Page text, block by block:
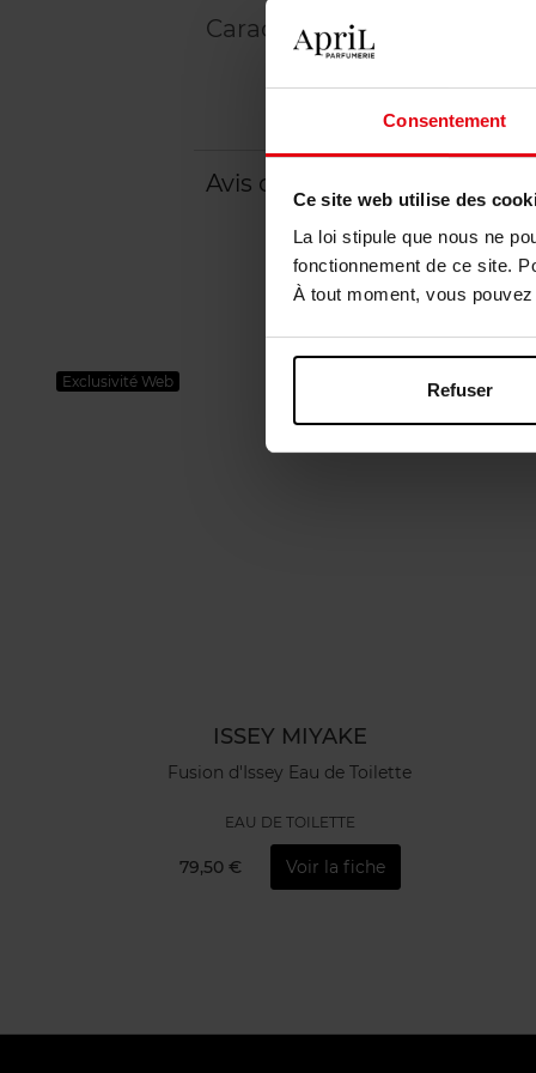
Consentement
Ce site web utilise des
La loi stipule que nous ne
fonctionnement de ce site.
À tout moment, vous
Refuser
Caractéristiques
Avis client
Exclusivité Web
ISSEY MIYAKE
Fusion d'Issey Eau de Toilette
EAU DE TOILETTE
79,50 € Voir la fiche